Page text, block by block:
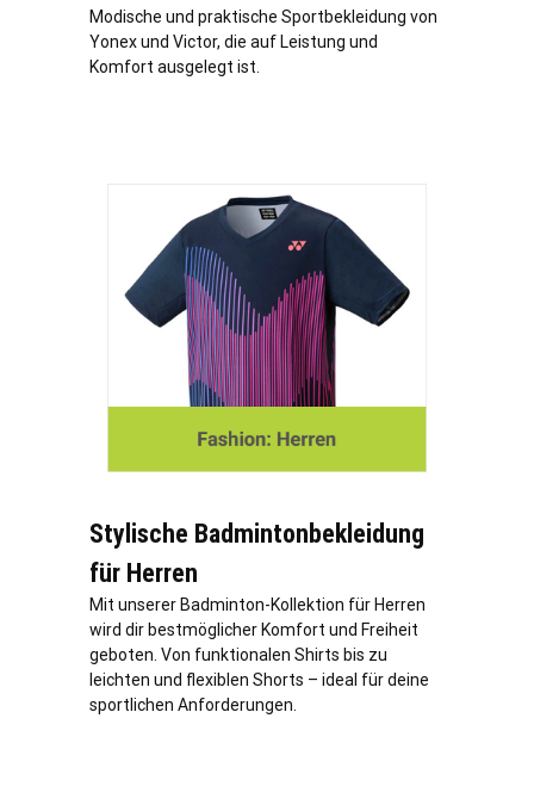
Modische und praktische Sportbekleidung von
Yonex und Victor, die auf Leistung und
Komfort ausgelegt ist.
Stylische Badmintonbekleidung
für Herren
Mit unserer Badminton-Kollektion für Herren
wird dir bestmöglicher Komfort und Freiheit
geboten. Von funktionalen Shirts bis zu
leichten und flexiblen Shorts – ideal für deine
sportlichen Anforderungen.